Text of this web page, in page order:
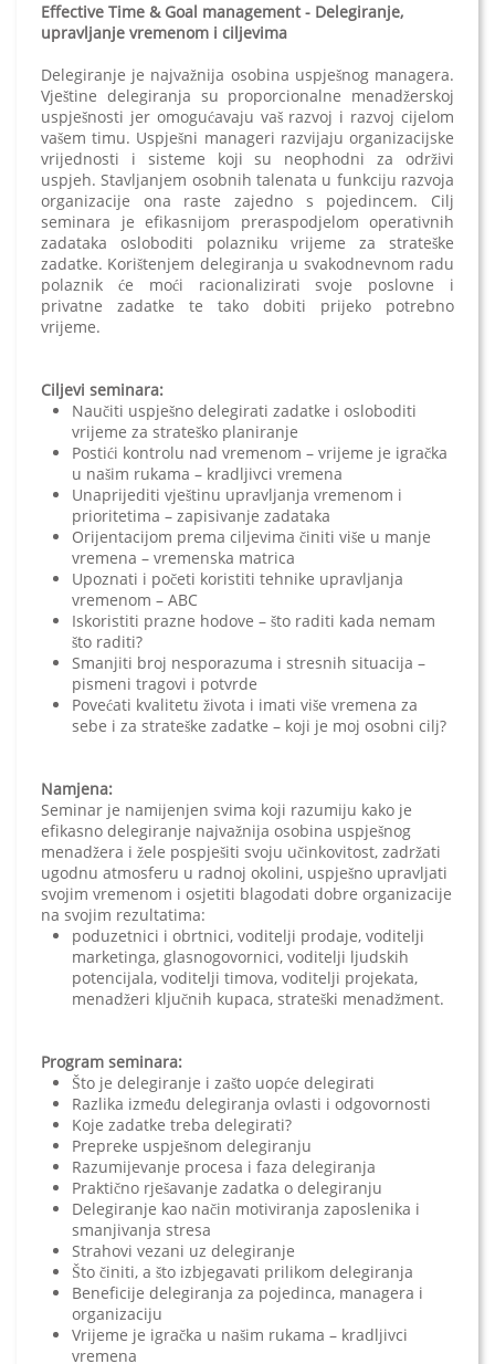
Effective Time & Goal management - Delegiranje,
upravljanje vremenom i ciljevima
Delegiranje je najvažnija osobina uspješnog managera.
Vještine delegiranja su proporcionalne menadžerskoj
uspješnosti jer omogućavaju vaš razvoj i razvoj cijelom
vašem timu. Uspješni manageri razvijaju organizacijske
vrijednosti i sisteme koji su neophodni za održivi
uspjeh. Stavljanjem osobnih talenata u funkciju razvoja
organizacije ona raste zajedno s pojedincem. Cilj
seminara je efikasnijom preraspodjelom operativnih
zadataka osloboditi polazniku vrijeme za strateške
zadatke. Korištenjem delegiranja u svakodnevnom radu
polaznik će moći racionalizirati svoje poslovne i
privatne zadatke te tako dobiti prijeko potrebno
vrijeme.
Ciljevi seminara:
Naučiti uspješno delegirati zadatke i osloboditi
vrijeme za strateško planiranje
Postići kontrolu nad vremenom – vrijeme je igračka
u našim rukama – kradljivci vremena
Unaprijediti vještinu upravljanja vremenom i
prioritetima – zapisivanje zadataka
Orijentacijom prema ciljevima činiti više u manje
vremena – vremenska matrica
Upoznati i početi koristiti tehnike upravljanja
vremenom – ABC
Iskoristiti prazne hodove – što raditi kada nemam
što raditi?
Smanjiti broj nesporazuma i stresnih situacija –
pismeni tragovi i potvrde
Povećati kvalitetu života i imati više vremena za
sebe i za strateške zadatke – koji je moj osobni cilj?
Namjena:
Seminar je namijenjen svima koji razumiju kako je
efikasno delegiranje najvažnija osobina uspješnog
menadžera i žele pospješiti svoju učinkovitost, zadržati
ugodnu atmosferu u radnoj okolini, uspješno upravljati
svojim vremenom i osjetiti blagodati dobre organizacije
na svojim rezultatima:
poduzetnici i obrtnici, voditelji prodaje, voditelji
marketinga, glasnogovornici, voditelji ljudskih
potencijala, voditelji timova, voditelji projekata,
menadžeri ključnih kupaca, strateški menadžment.
Program seminara:
Što je delegiranje i zašto uopće delegirati
Razlika između delegiranja ovlasti i odgovornosti
Koje zadatke treba delegirati?
Prepreke uspješnom delegiranju
Razumijevanje procesa i faza delegiranja
Praktično rješavanje zadatka o delegiranju
Delegiranje kao način motiviranja zaposlenika i
smanjivanja stresa
Strahovi vezani uz delegiranje
Što činiti, a što izbjegavati prilikom delegiranja
Beneficije delegiranja za pojedinca, managera i
organizaciju
Vrijeme je igračka u našim rukama – kradljivci
vremena